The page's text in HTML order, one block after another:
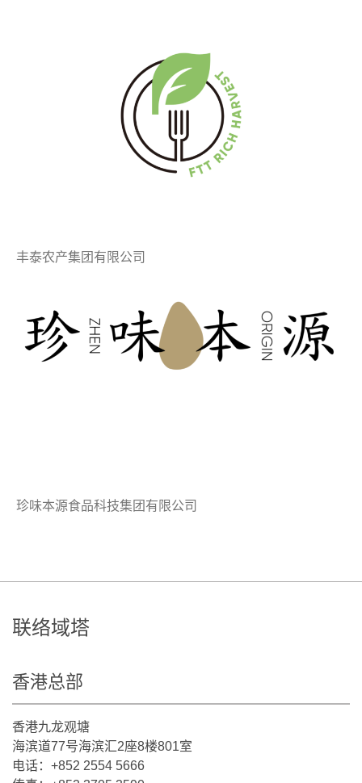
丰泰农产集团有限公司
珍味本源食品科技集团有限公司
联络域塔
香港总部
香港九龙观塘
海滨道77号海滨汇2座8楼801室
电话：+852 2554 5666